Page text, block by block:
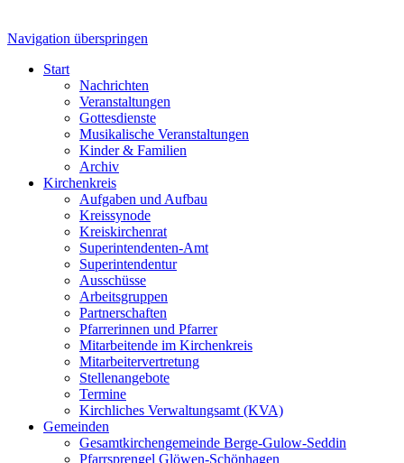
Navigation überspringen
Start
Nachrichten
Veranstaltungen
Gottesdienste
Musikalische Veranstaltungen
Kinder & Familien
Archiv
Kirchenkreis
Aufgaben und Aufbau
Kreissynode
Kreiskirchenrat
Superintendenten-Amt
Superintendentur
Ausschüsse
Arbeitsgruppen
Partnerschaften
Pfarrerinnen und Pfarrer
Mitarbeitende im Kirchenkreis
Mitarbeitervertretung
Stellenangebote
Termine
Kirchliches Verwaltungsamt (KVA)
Gemeinden
Gesamtkirchengemeinde Berge-Gulow-Seddin
Pfarrsprengel Glöwen-Schönhagen